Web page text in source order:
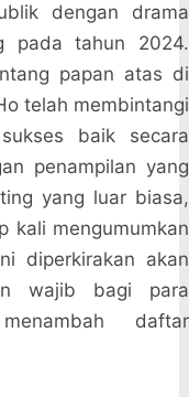
dengan drama
pada tahun 2024.
papan atas di
telah membintangi
baik secara
penampilan yang
yang luar biasa,
kali mengumumkan
diperkirakan akan
wajib bagi para
daftar